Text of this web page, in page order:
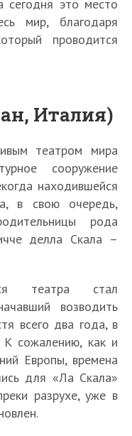
сегодня это место
мир, благодаря
проводится
Италия)
театром мира
сооружение
находившейся
в свою очередь,
рода
делла Скала –
театра стал
возводить
всего два года, в
К сожалению, как и
Европы, времена
для «Ла Скала»
разрухе, уже в